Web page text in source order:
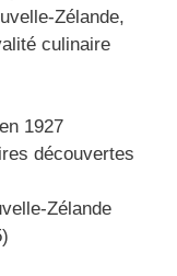
Zélande,
culinaire
1927
découvertes
Zélande